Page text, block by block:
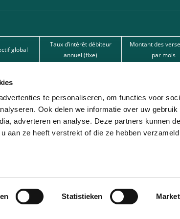
te personaliseren, om functies voor
Ook delen we informatie over uw gebruik
adverteren en analyse. Deze partners kunnen
aan ze heeft verstrekt of die ze hebben
Statistieken
global
Taux d’intérêt débiteur
annuel (fixe)
Montant des
par mois
nos banques partenaires. Intermédiaire de crédit (agent à
sociétés de leasing partenaires. Cette option est réservée